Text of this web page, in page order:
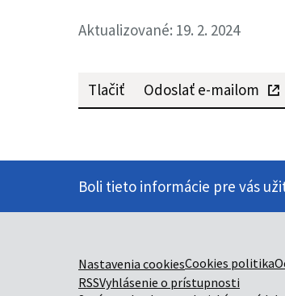
Aktualizované: 19. 2. 2024
Tlačiť Odoslať e-mailom
Boli tieto informácie pre vás
Nastavenia cookiesCookies politika
RSSVyhlásenie o prístupnosti